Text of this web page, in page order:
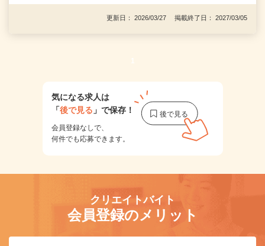
更新日： 2026/03/27 掲載終了日： 2027/03/05
1
気になる求人は
「後で見る 」で保存！
会員登録なしで、
何件でも応募できます。
クリエイトバイト
会員登録のメリット